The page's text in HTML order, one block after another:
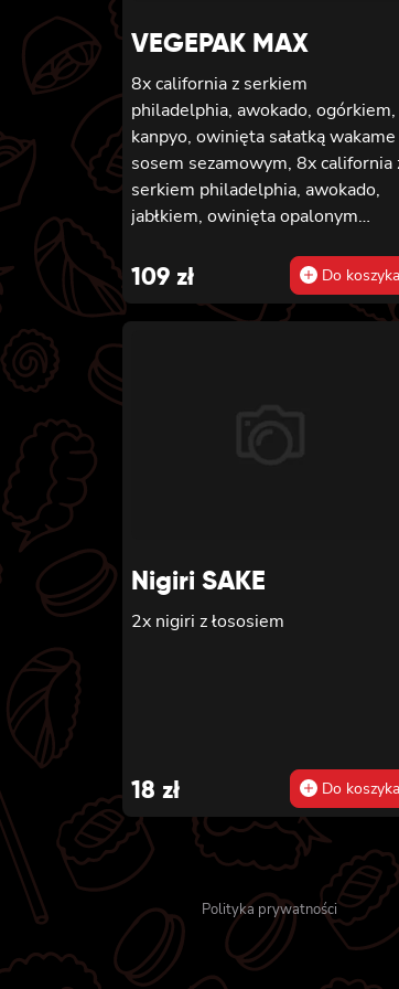
VEGEPAK MAX
8x california z serkiem
philadelphia, awokado, ogórkiem,
kanpyo, owinięta sałatką wakame
sosem sezamowym, 8x california
serkiem philadelphia, awokado,
jabłkiem, owinięta opalonym
california z serkiem philadelphia i
mango, owinięta awokado z
teriyaki, 6x futomaki z batatem w
ogórkiem, oshinko i sałatą, 6x
futomaki z kanpyo i porem w
109 zł Do koszyka
Nigiri SAKE
2x nigiri z łososiem
18 zł Do koszyka
Polityka prywatności